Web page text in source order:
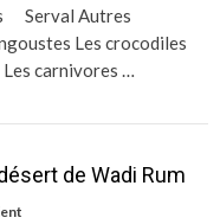
Serval Autres
Les crocodiles
carnivores …
de Wadi Rum